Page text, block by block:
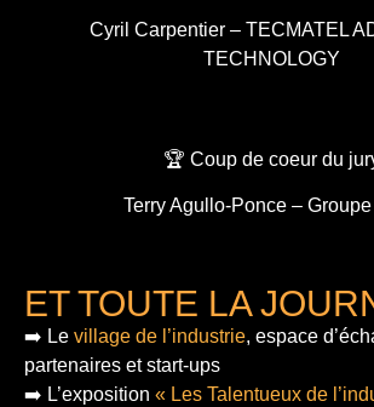
Cyril Carpentier – TECMATEL
TECHNOLOGY
🏆 Coup de coeur du
Terry Agullo-Ponce –
ET TOUTE LA
➡️ Le village de l’industrie, espace
partenaires et start-ups
➡️ L’exposition « Les Talentueux de